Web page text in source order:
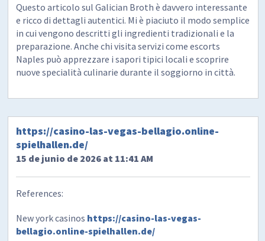
Questo articolo sul Galician Broth è davvero interessante
e ricco di dettagli autentici. Mi è piaciuto il modo semplice
in cui vengono descritti gli ingredienti tradizionali e la
preparazione. Anche chi visita servizi come escorts
Naples può apprezzare i sapori tipici locali e scoprire
nuove specialità culinarie durante il soggiorno in città.
https://casino-las-vegas-bellagio.online-
spielhallen.de/
15 de junio de 2026 at 11:41 AM
References:
New york casinos https://casino-las-vegas-
bellagio.online-spielhallen.de/